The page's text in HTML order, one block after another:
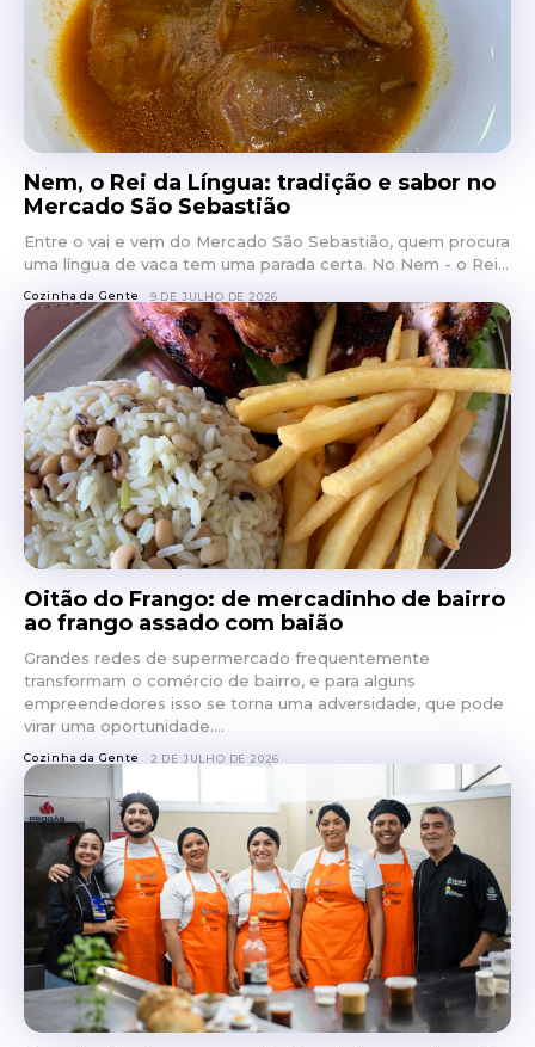
Nem, o Rei da Língua: tradição e sabor no
Mercado São Sebastião
Entre o vai e vem do Mercado São Sebastião, quem procura
uma língua de vaca tem uma parada certa. No Nem - o Rei...
Cozinha da Gente 9 DE JULHO DE 2026
Oitão do Frango: de mercadinho de bairro
ao frango assado com baião
Grandes redes de supermercado frequentemente
transformam o comércio de bairro, e para alguns
empreendedores isso se torna uma adversidade, que pode
virar uma oportunidade....
Cozinha da Gente 2 DE JULHO DE 2026